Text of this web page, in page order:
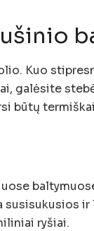
Kuo
galėsite
būtų
susisukusios
ryšiai.